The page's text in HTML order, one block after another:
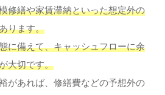
修繕や家賃滞納といった想定外の
ります。
に備えて、キャッシュフローに余
大切です。
があれば、修繕費などの予想外の